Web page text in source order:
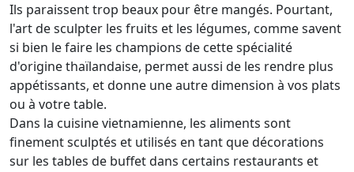
Ils paraissent trop beaux pour être mangés. Pourtant,
l'art de sculpter les fruits et les légumes, comme savent
si bien le faire les champions de cette spécialité
d'origine thaïlandaise, permet aussi de les rendre plus
appétissants, et donne une autre dimension à vos plats
ou à votre table.
Dans la cuisine vietnamienne, les aliments sont
finement sculptés et utilisés en tant que décorations
sur les tables de buffet dans certains restaurants et